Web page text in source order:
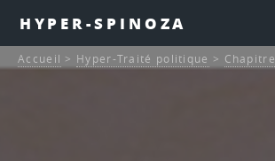
HYPER-SPINOZA
Accueil > Hyper-Traité politique >